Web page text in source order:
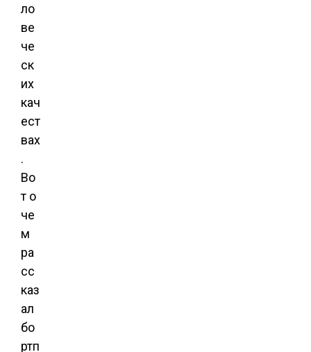
ло
ве
че
ск
их
кач
ест
вах
.
Во
т о
че
м
ра
сс
каз
ал
бо
ртп